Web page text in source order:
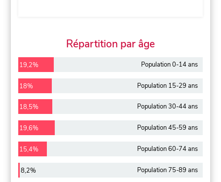
Répartition par âge
19,2% Population 0-14 ans
18% Population 15-29 ans
18,5% Population 30-44 ans
19,6% Population 45-59 ans
15,4% Population 60-74 ans
8,2% Population 75-89 ans